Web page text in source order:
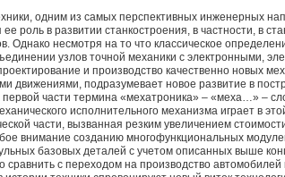
одним из самых перспективных инженерных
роль в развитии станкостроения, в частности, в
Однако несмотря на то что классическое
узлов точной механики с электронными,
и производство качественно новых
движениями, подразумевает новое развитие в
части термина «мехатроника» – «меха…» –
исполнительного механизма играет в
части, вызванная резким увеличением
внимание созданию многофункциональных
базовых деталей с учетом описанных выше
сравнить с переходом на производство